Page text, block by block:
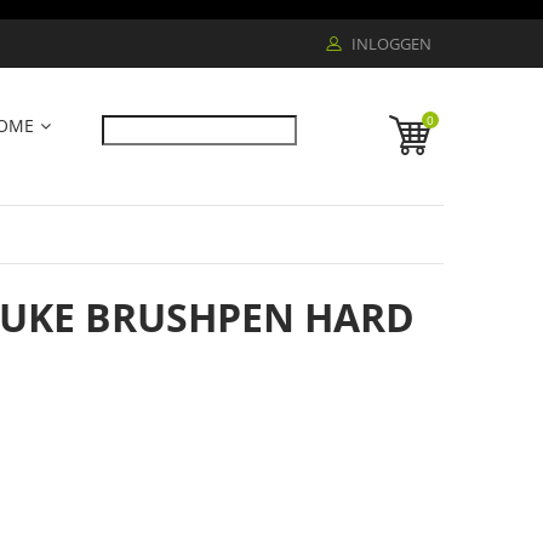
INLOGGEN
0
BRUSHPEN HARD